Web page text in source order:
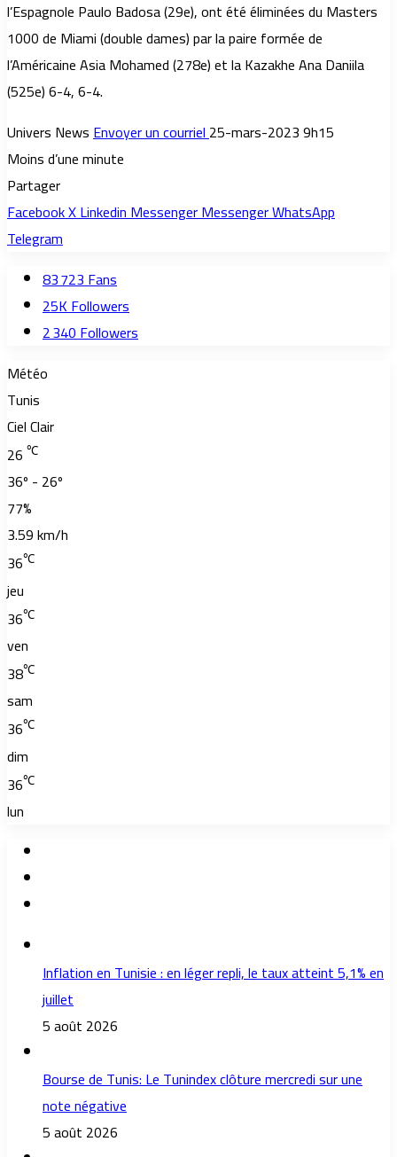
l’Espagnole Paulo Badosa (29e), ont été éliminées du Masters
1000 de Miami (double dames) par la paire formée de
l’Américaine Asia Mohamed (278e) et la Kazakhe Ana Daniila
(525e) 6-4, 6-4.
Univers NewsEnvoyer un courriel25-mars-2023 9h15
Moins d’une minute
Partager
FacebookXLinkedinMessengerMessengerWhatsApp
Telegram
83 723Fans
25KFollowers
2 340Followers
Météo
Tunis
Ciel Clair
26 ℃
36º - 26º
77%
3.59 km/h
36℃
jeu
36℃
ven
38℃
sam
36℃
dim
36℃
lun
Inflation en Tunisie : en léger repli, le taux atteint 5,1% en
juillet
5 août 2026
Bourse de Tunis: Le Tunindex clôture mercredi sur une
note négative
5 août 2026